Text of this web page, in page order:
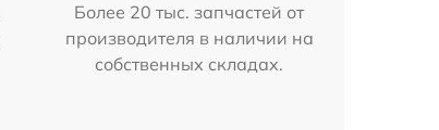
Более 20 тыс. запчастей от
производителя в наличии на
собственных складах.